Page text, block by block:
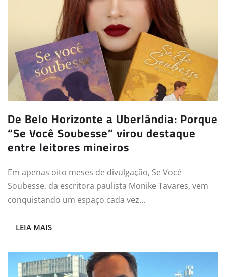
De Belo Horizonte a Uberlândia: Porque
“Se Você Soubesse” virou destaque
entre leitores mineiros
Em apenas oito meses de divulgação, Se Você
Soubesse, da escritora paulista Monike Tavares, vem
conquistando um espaço cada vez…
LEIA MAIS